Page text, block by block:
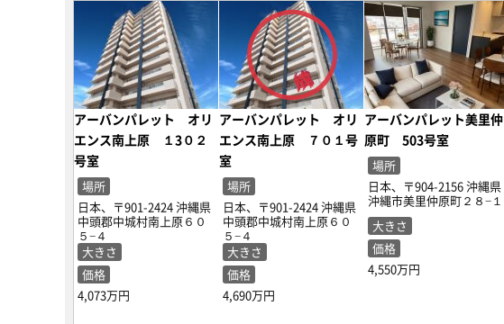
アーバンパレット オリ
エンス南上原 １3０２
号室
場所
日本、〒901-2424 沖縄県
中頭郡中城村南上原６０
５−４
大きさ
価格
4,073万円
アーバンパレット オリ
エンス南上原 ７０１号
室
場所
日本、〒901-2424 沖縄県
中頭郡中城村南上原６０
５−４
大きさ
価格
4,690万円
アーバンパレット美里仲
原町 503号室
場所
日本、〒904-2156 沖縄県
沖縄市美里仲原町２８−１
大きさ
価格
4,550万円